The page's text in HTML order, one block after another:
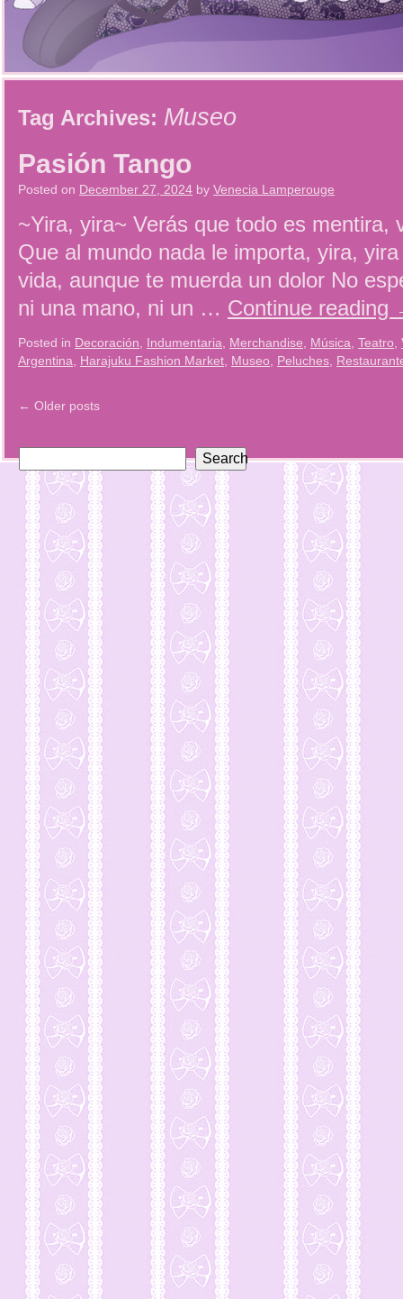
Tag Archives: Museo
Pasión Tango
Posted on December 27, 2024 by Venecia Lamperouge
~Yira, yira~ Verás que todo es mentira,
Que al mundo nada le importa, yira,
vida, aunque te muerda un dolor No
ni una mano, ni un … Continue reading
Posted in Decoración Indumentaria Merchandise Música Teatro
Argentina
Harajuku Fashion Market Museo Peluches
← Older posts
Search